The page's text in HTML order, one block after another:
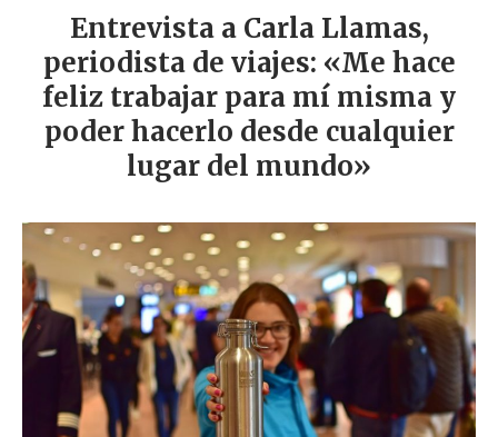
Entrevista a Carla Llamas,
periodista de viajes: «Me hace
feliz trabajar para mí misma y
poder hacerlo desde cualquier
lugar del mundo»